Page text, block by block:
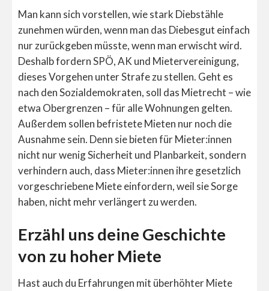
Man kann sich vorstellen, wie stark Diebstähle
zunehmen würden, wenn man das Diebesgut einfach
nur zurückgeben müsste, wenn man erwischt wird.
Deshalb fordern SPÖ, AK und Mietervereinigung,
dieses Vorgehen unter Strafe zu stellen. Geht es
nach den Sozialdemokraten, soll das Mietrecht – wie
etwa Obergrenzen – für alle Wohnungen gelten.
Außerdem sollen befristete Mieten nur noch die
Ausnahme sein. Denn sie bieten für Mieter:innen
nicht nur wenig Sicherheit und Planbarkeit, sondern
verhindern auch, dass Mieter:innen ihre gesetzlich
vorgeschriebene Miete einfordern, weil sie Sorge
haben, nicht mehr verlängert zu werden.
Erzähl uns deine Geschichte
von zu hoher Miete
Hast auch du Erfahrungen mit überhöhter Miete